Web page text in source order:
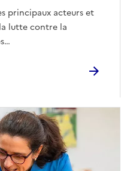
principaux acteurs et
lutte contre la